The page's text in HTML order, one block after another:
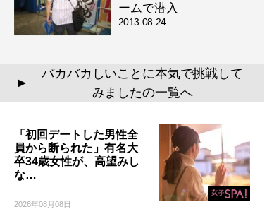
ームで潜入
2013.08.24
▲
バカバカしいことに本気で挑戦して
みましたの一覧へ
「初回デートした男性全
員から断られた」有名大
卒34歳女性が、高望みし
な…
2026年08月08日